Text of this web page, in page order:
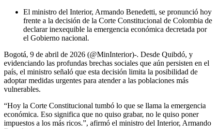
El ministro del Interior, Armando Benedetti, se pronunció hoy
frente a la decisión de la Corte Constitucional de Colombia de
declarar inexequible la emergencia económica decretada por
el Gobierno nacional.
Bogotá, 9 de abril de 2026 (@MinInterior)-. Desde Quibdó, y
evidenciando las profundas brechas sociales que aún persisten en el
país, el ministro señaló que esta decisión limita la posibilidad de
adoptar medidas urgentes para atender a las poblaciones más
vulnerables.
“Hoy la Corte Constitucional tumbó lo que se llama la emergencia
económica. Eso significa que no quiso grabar, no le quiso poner
impuestos a los más ricos.”, afirmó el ministro del Interior, Armando